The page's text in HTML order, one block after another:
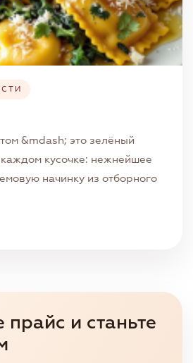
&mdash; это зелёный
кусочке: нежнейшее
начинку из отборного
прайс и станьте